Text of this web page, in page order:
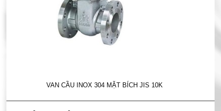
VAN CẦU INOX 304 MẶT BÍCH JIS 10K